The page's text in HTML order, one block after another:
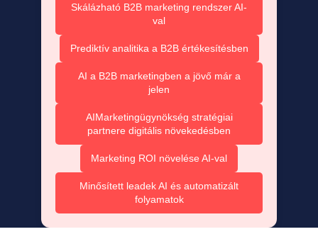
Skálázható B2B marketing rendszer AI-
val
Prediktív analitika a B2B értékesítésben
AI a B2B marketingben a jövő már a
jelen
AIMarketingügynökség stratégiai
partnere digitális növekedésben
Marketing ROI növelése AI-val
Minősített leadek AI és automatizált
folyamatok